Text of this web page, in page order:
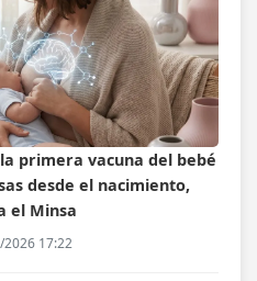
primera vacuna del bebé
desde el nacimiento,
el Minsa
17:22